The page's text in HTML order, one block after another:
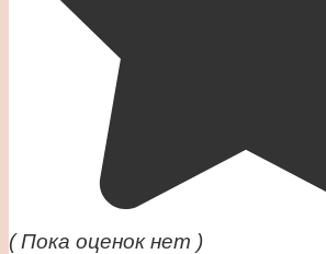
( Пока оценок нет )